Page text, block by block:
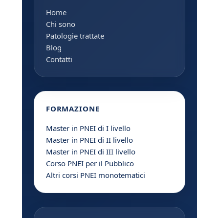
Home
Chi sono
Patologie trattate
Blog
Contatti
FORMAZIONE
Master in PNEI di I livello
Master in PNEI di II livello
Master in PNEI di III livello
Corso PNEI per il Pubblico
Altri corsi PNEI monotematici